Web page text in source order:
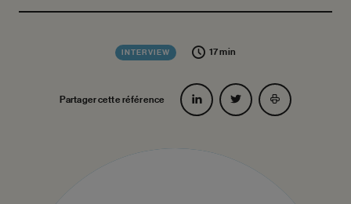
INTERVIEW 17 min
Partager cette référence